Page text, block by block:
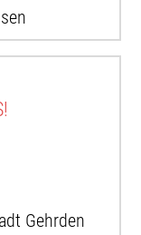
Gehrden